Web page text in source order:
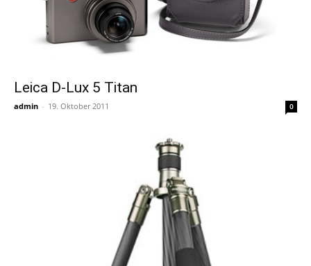
Leica D-Lux 5 Titan
admin - 19. Oktober 2011 0